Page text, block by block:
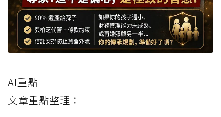
AI重點
文章重點整理：